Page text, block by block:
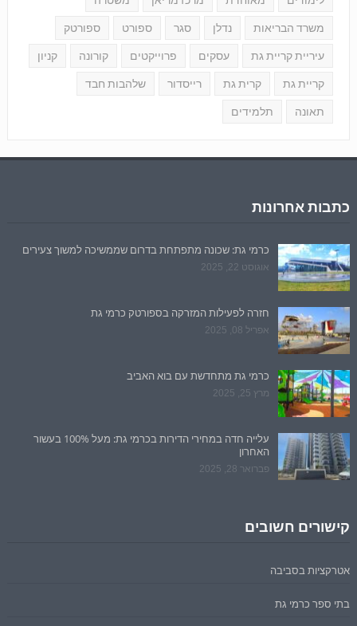
משרד הבריאות נדלן סגר ספורט ספורטק
עיריית קריית גת עסקים פרוייקטים קורונה קניון
קריית גת קרית גת רייסדור שלהבות חבד
תאונה תלמידים
כתבות אחרונות
כרמי גת: שכונה מתפתחת בדרום שממשיכה למשוך צעירים
אוגוסט 22, 2025
חזרה לפעילות המזרקה בספורטק כרמי גת
אפריל 08, 2025
כרמי גת מתחדשת עם בוא האביב
מרץ 25, 2025
עלייה חדה במחירי הדירות בכרמי גת: מעל 100% בעשור
האחרון
פברואר 28, 2025
קישורים חשובים
אטרקציות בסביבה
בתי ספר כרמי גת